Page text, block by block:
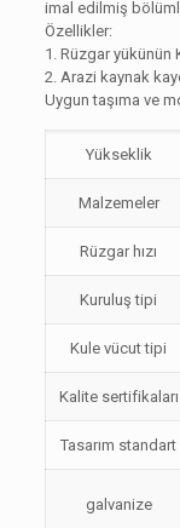
imal edilmiş
Özellikler:
1. Rüzgar yükünün
2. Arazi kaynak
Uygun taşıma ve
Yükseklik
Malzemeler
Rüzgar hızı
Kuruluş tipi
Kule vücut tipi
Kalite sertifikaları
Tasarım standart
galvanize